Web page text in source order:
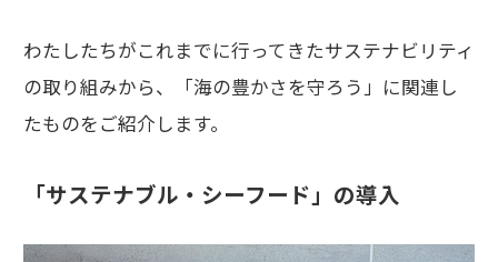
わたしたちがこれまでに行ってきたサステナビリティ
の取り組みから、「海の豊かさを守ろう」に関連し
たものをご紹介します。
「サステナブル・シーフード」の導入